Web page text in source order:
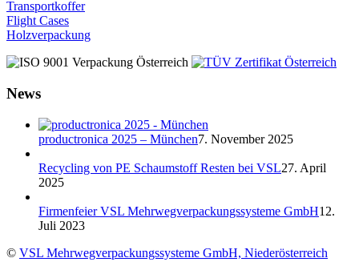
Transportkoffer
Flight Cases
Holzverpackung
News
productronica 2025 – München7. November 2025
Recycling von PE Schaumstoff Resten bei VSL27. April
2025
Firmenfeier VSL Mehrwegverpackungssysteme GmbH12.
Juli 2023
© VSL Mehrwegverpackungssysteme GmbH, Niederösterreich